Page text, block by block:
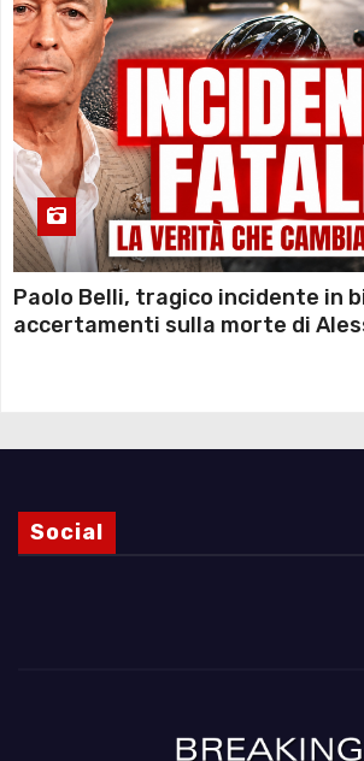
Paolo Belli, tragico incidente in
accertamenti sulla morte di
Social